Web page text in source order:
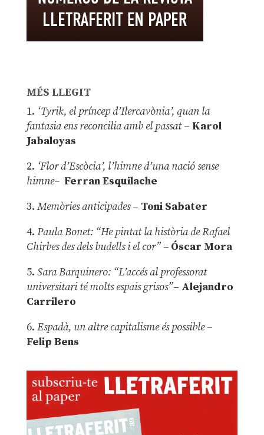
MÉS LLEGIT
1. ‘Tyrik, el príncep d’Ilercavònia’, quan la
fantasia ens reconcilia amb el passat– Karol
Jabaloyas
2. ‘Flor d’Escòcia’, l’himne d’una nació sense
himne– Ferran Esquilache
3. Memòries anticipades– Toni Sabater
4. Paula Bonet: “He pintat la història de Rafael
Chirbes des dels budells i el cor” –Óscar Mora
5. Sara Barquinero: “L’accés al professorat
universitari té molts espais grisos”– Alejandro
Carrilero
6. Espadà, un altre capitalisme és possible –
Felip Bens